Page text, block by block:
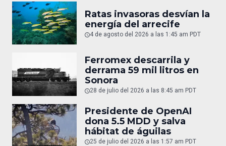
Ratas invasoras desvían la
energía del arrecife
4 de agosto del 2026 a las 1:45 am PDT
Ferromex descarrila y
derrama 59 mil litros en
Sonora
28 de julio del 2026 a las 8:45 am PDT
Presidente de OpenAI
dona 5.5 MDD y salva
hábitat de águilas
25 de julio del 2026 a las 1:57 am PDT